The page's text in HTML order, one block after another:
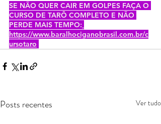
SE NÃO QUER CAIR EM GOLPES FAÇA O
CURSO DE TARÔ COMPLETO E NÃO
PERDE MAIS TEMPO:
https://www.baralhociganobrasil.com.br/c
ursotaro
Posts recentes Ver tudo